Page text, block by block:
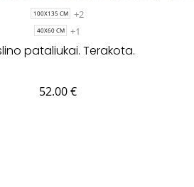
100X135 CM +2
40X60 CM +1
pataliukai. Terakota.
52.00€